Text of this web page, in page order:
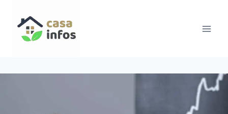
contenu